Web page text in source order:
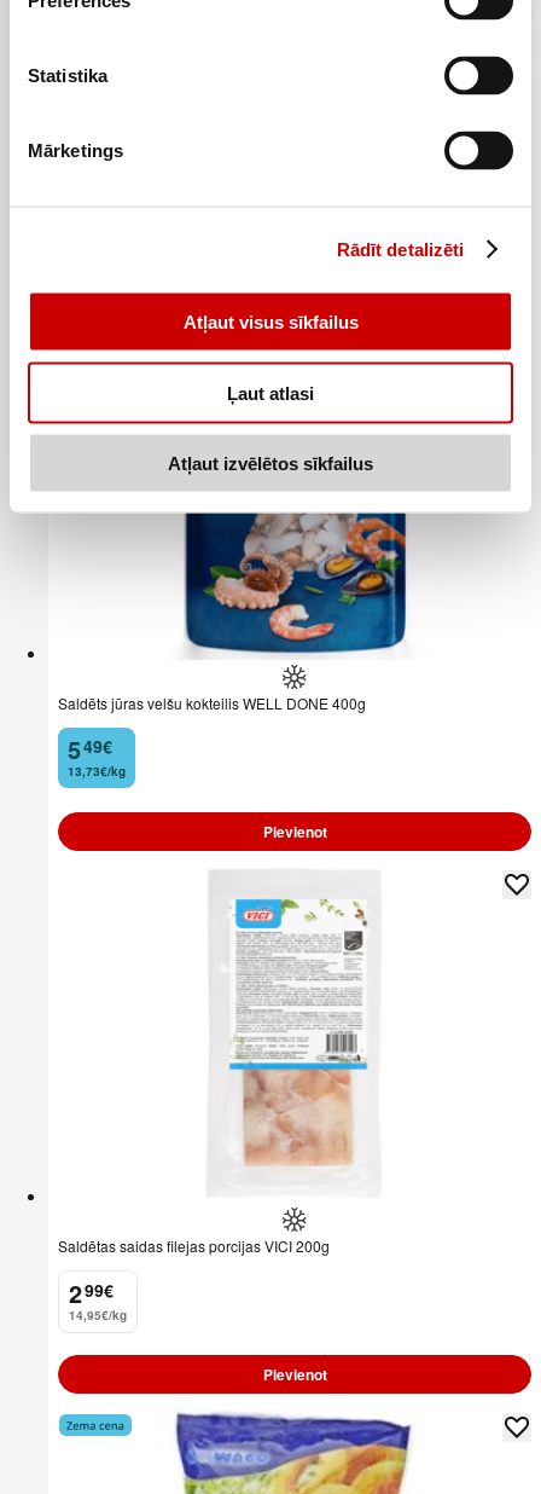
Statistika
Mārketings
Rādīt detalizēti
Atļaut visus sīkfailus
Ļaut atlasi
Atļaut izvēlētos sīkfailus
Saldēta mintaja fileja Bordelaise FINDUS 380g
Pievienot
Saldēts jūras velšu kokteilis WELL DONE 400g
5
. 49€
13,73€/kg
Pievienot
Saldētas saidas filejas porcijas VICI 200g
2
. 99€
14,95€/kg
Pievienot